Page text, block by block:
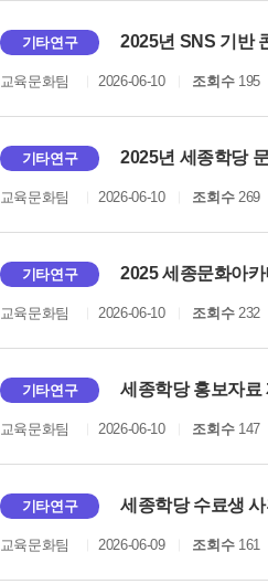
기타연구 2025년 SNS 기반
교육문화팀 2026-06-10 조회수195
기타연구 2025년 세종학당
교육문화팀 2026-06-10 조회수269
기타연구 2025 세종문화아
교육문화팀 2026-06-10 조회수232
기타연구 세종학당 홍보자료
교육문화팀 2026-06-10 조회수147
기타연구 세종학당 수료생
교육문화팀 2026-06-09 조회수161